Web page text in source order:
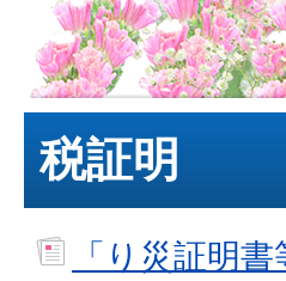
税証明
「り災証明